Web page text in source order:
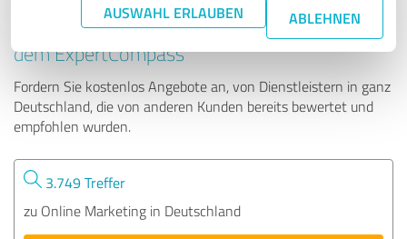
AUSWAHL ERLAUBEN ABLEHNEN
Tipp: Die passenden Experten finden - mit
dem ExpertCompass
Fordern Sie kostenlos Angebote an, von Dienstleistern in ganz
Deutschland, die von anderen Kunden bereits bewertet und
empfohlen wurden.
3.749 Treffer
zu Online Marketing in Deutschland